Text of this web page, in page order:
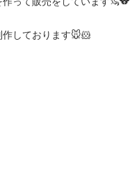
作しております🐭🐹